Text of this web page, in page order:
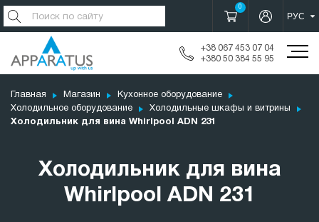
0
+38 067 453 07 04
+380 50 384 55 95
Главная Магазин
Кухонное оборудование
Холодильное оборудование
Холодильные шкафы и витрины
Холодильник для вина Whirlpool ADN 231
Холодильник для вина
Whirlpool ADN 231